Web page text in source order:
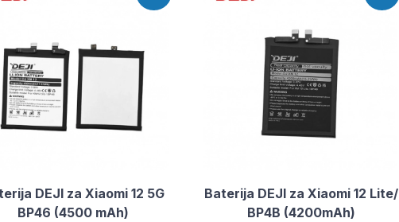
DEJI za Xiaomi 12 5G
BP46 (4500 mAh)
Baterija DEJI za Xiaomi 12 Lite/
BP4B (4200mAh)